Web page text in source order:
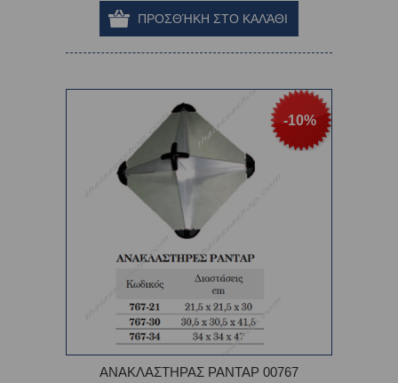
-10%
ΑΝΑΚΛΑΣΤΗΡΑΣ ΡΑΝΤΑΡ 00767